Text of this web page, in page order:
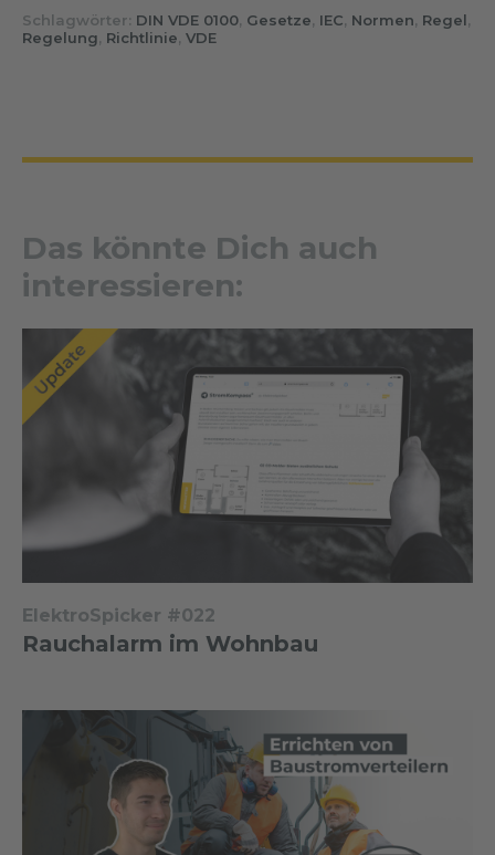
Schlagwörter: DIN VDE 0100, Gesetze, IEC, Normen, Regel,
Regelung, Richtlinie, VDE
Das könnte Dich auch
interessieren:
ElektroSpicker #022
Rauchalarm im Wohnbau